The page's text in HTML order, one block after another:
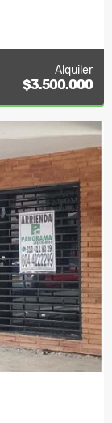
Alquiler
$3.500.000